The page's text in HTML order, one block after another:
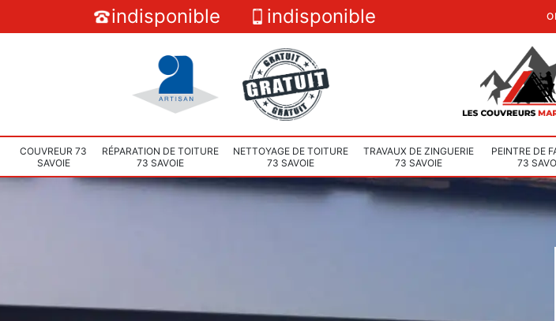
indisponible indisponible
COUVREUR 73
SAVOIE
RÉPARATION DE TOITURE
73 SAVOIE
NETTOYAGE DE TOITURE
73 SAVOIE
TRAVAUX DE ZINGUERIE
73 SAVOIE
PEINTRE DE
73